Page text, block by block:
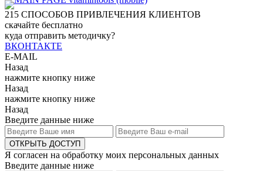
215 СПОСОБОВ ПРИВЛЕЧЕНИЯ КЛИЕНТОВ
скачайте бесплатно
куда отправить методичку?
ВКОНТАКТЕ
E-MAIL
Назад
нажмите кнопку ниже
Назад
нажмите кнопку ниже
Назад
Введите данные ниже
ОТКРЫТЬ ДОСТУП
Я согласен на обработку моих персональных данных
Введите данные ниже